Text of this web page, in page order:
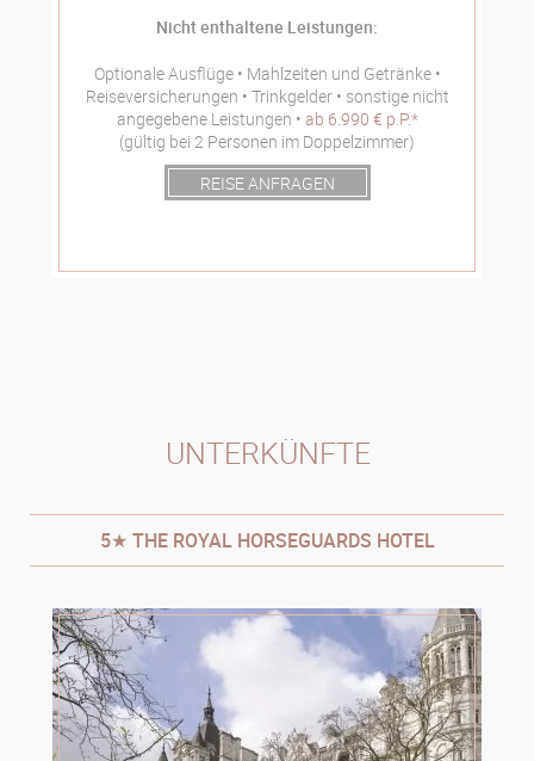
Nicht enthaltene Leistungen:
Optionale Ausflüge
Mahlzeiten und Getränke
Reiseversicherungen
Trinkgelder
sonstige nicht
angegebene Leistungen
ab 6.990 € p.P.*
(gültig bei 2 Personen im Doppelzimmer)
REISE ANFRAGEN
UNTERKÜNFTE
5★ THE ROYAL HORSEGUARDS HOTEL